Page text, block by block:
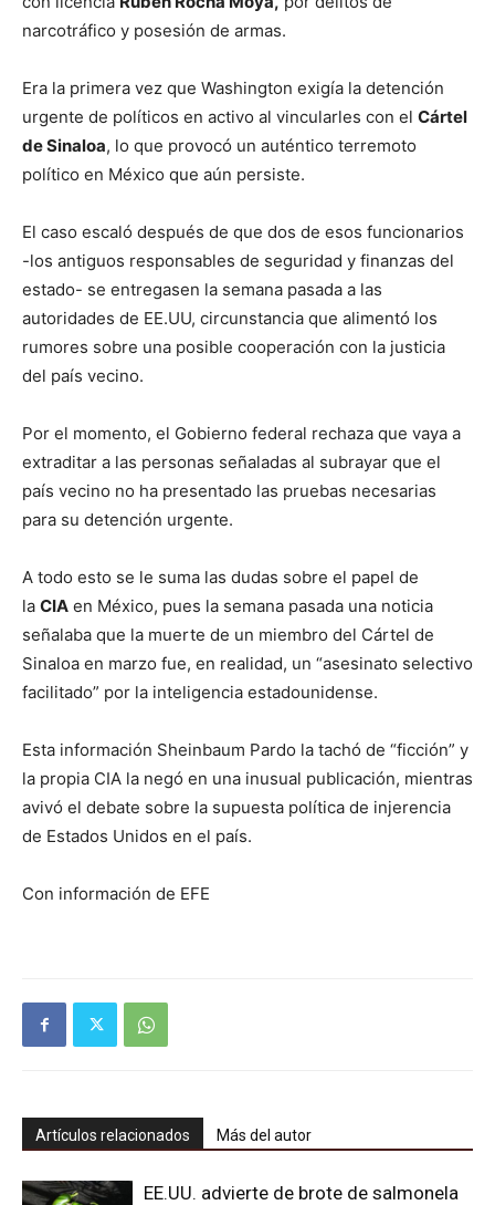
narcotráfico y posesión de armas.
Era la primera vez que Washington exigía la detención
urgente de políticos en activo al vincularles con el Cártel
de Sinaloa, lo que provocó un auténtico terremoto
político en México que aún persiste.
El caso escaló después de que dos de esos funcionarios
-los antiguos responsables de seguridad y finanzas del
estado- se entregasen la semana pasada a las
autoridades de EE.UU, circunstancia que alimentó los
rumores sobre una posible cooperación con la justicia
del país vecino.
Por el momento, el Gobierno federal rechaza que vaya a
extraditar a las personas señaladas al subrayar que el
país vecino no ha presentado las pruebas necesarias
para su detención urgente.
A todo esto se le suma las dudas sobre el papel de
la CIA en México, pues la semana pasada una noticia
señalaba que la muerte de un miembro del Cártel de
Sinaloa en marzo fue, en realidad, un “asesinato selectivo
facilitado” por la inteligencia estadounidense.
Esta información Sheinbaum Pardo la tachó de “ficción” y
la propia CIA la negó en una inusual publicación, mientras
avivó el debate sobre la supuesta política de injerencia
de Estados Unidos en el país.
Con información de EFE
Artículos relacionados Más del autor
EE.UU. advierte de brote de salmonela